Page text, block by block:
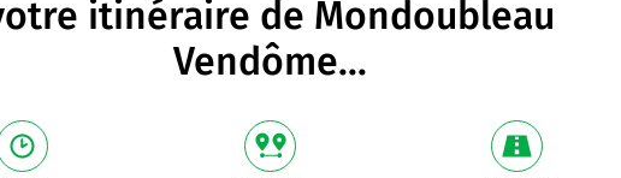
itinéraire de Mondoubleau
Vendôme...